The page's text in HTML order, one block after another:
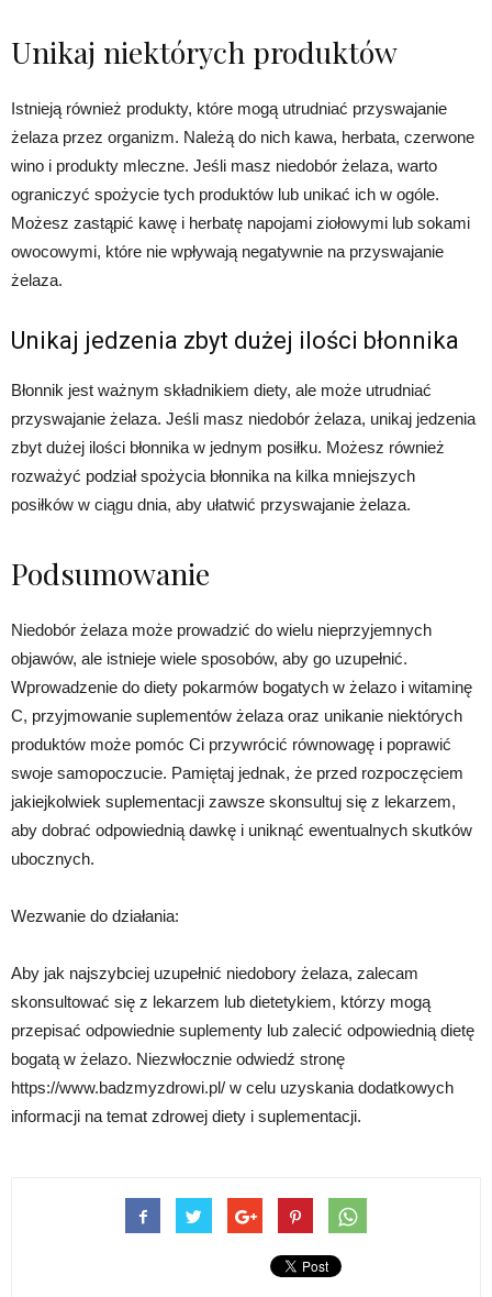
Unikaj niektórych produktów
Istnieją również produkty, które mogą utrudniać przyswajanie
żelaza przez organizm. Należą do nich kawa, herbata, czerwone
wino i produkty mleczne. Jeśli masz niedobór żelaza, warto
ograniczyć spożycie tych produktów lub unikać ich w ogóle.
Możesz zastąpić kawę i herbatę napojami ziołowymi lub sokami
owocowymi, które nie wpływają negatywnie na przyswajanie
żelaza.
Unikaj jedzenia zbyt dużej ilości błonnika
Błonnik jest ważnym składnikiem diety, ale może utrudniać
przyswajanie żelaza. Jeśli masz niedobór żelaza, unikaj jedzenia
zbyt dużej ilości błonnika w jednym posiłku. Możesz również
rozważyć podział spożycia błonnika na kilka mniejszych
posiłków w ciągu dnia, aby ułatwić przyswajanie żelaza.
Podsumowanie
Niedobór żelaza może prowadzić do wielu nieprzyjemnych
objawów, ale istnieje wiele sposobów, aby go uzupełnić.
Wprowadzenie do diety pokarmów bogatych w żelazo i witaminę
C, przyjmowanie suplementów żelaza oraz unikanie niektórych
produktów może pomóc Ci przywrócić równowagę i poprawić
swoje samopoczucie. Pamiętaj jednak, że przed rozpoczęciem
jakiejkolwiek suplementacji zawsze skonsultuj się z lekarzem,
aby dobrać odpowiednią dawkę i uniknąć ewentualnych skutków
ubocznych.
Wezwanie do działania:
Aby jak najszybciej uzupełnić niedobory żelaza, zalecam
skonsultować się z lekarzem lub dietetykiem, którzy mogą
przepisać odpowiednie suplementy lub zalecić odpowiednią dietę
bogatą w żelazo. Niezwłocznie odwiedź stronę
https://www.badzmyzdrowi.pl/ w celu uzyskania dodatkowych
informacji na temat zdrowej diety i suplementacji.